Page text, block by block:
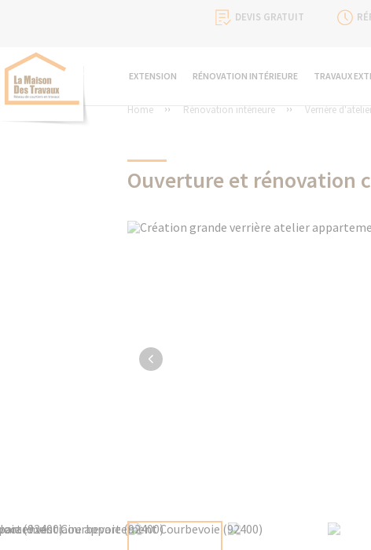
DEVIS GRATUIT
EXTENSION RÉNOVATION INTÉRIEURE TRAVAUX
Home Rénovation intérieure Verrière
Ouverture et rénovation